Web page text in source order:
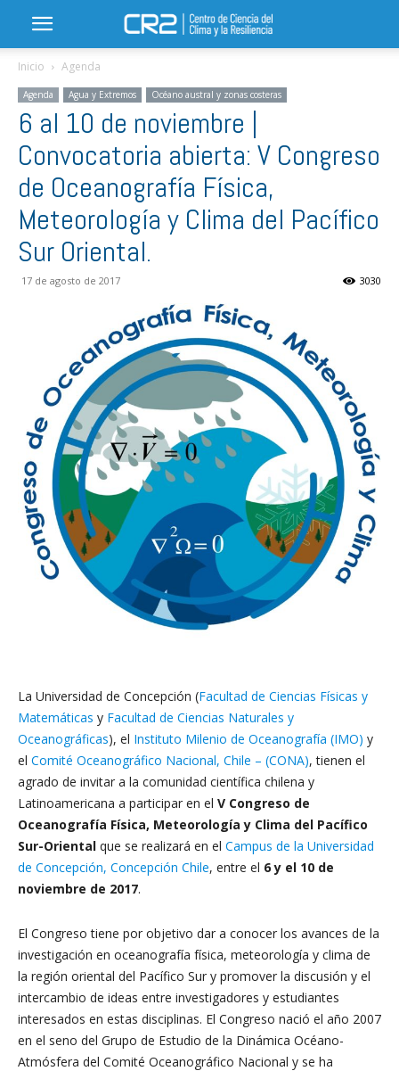
Inicio Agenda
Agenda Agua y Extremos Océano austral y zonas costeras
6 al 10 de noviembre |
Convocatoria abierta: V Congreso
de Oceanografía Física,
Meteorología y Clima del Pacífico
Sur Oriental.
17 de agosto de 2017 3030
La Universidad de Concepción (Facultad de Ciencias Físicas y
Matemáticas y Facultad de Ciencias Naturales y
Oceanográficas), el Instituto Milenio de Oceanografía (IMO) y
el Comité Oceanográfico Nacional, Chile – (CONA), tienen el
agrado de invitar a la comunidad científica chilena y
Latinoamericana a participar en el V Congreso de
Oceanografía Física, Meteorología y Clima del Pacífico
Sur-Oriental que se realizará en el Campus de la Universidad
de Concepción, Concepción Chile, entre el 6 y el 10 de
noviembre de 2017.
El Congreso tiene por objetivo dar a conocer los avances de la
investigación en oceanografía física, meteorología y clima de
la región oriental del Pacífico Sur y promover la discusión y el
intercambio de ideas entre investigadores y estudiantes
interesados en estas disciplinas. El Congreso nació el año 2007
en el seno del Grupo de Estudio de la Dinámica Océano-
Atmósfera del Comité Oceanográfico Nacional y se ha